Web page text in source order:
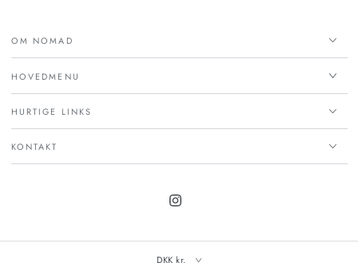
OM NOMAD
HOVEDMENU
HURTIGE LINKS
KONTAKT
Instagram
DKK kr.